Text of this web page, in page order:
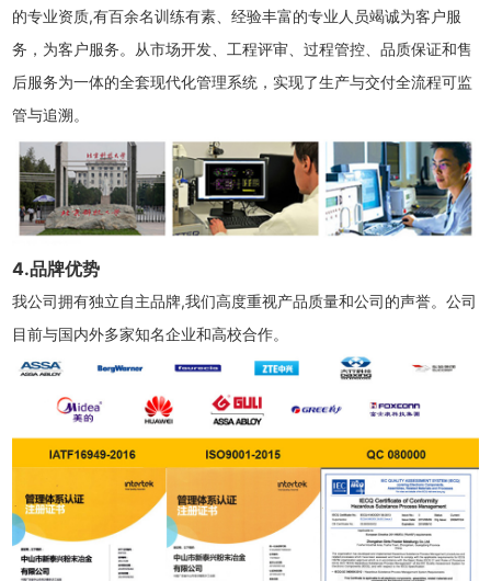
的专业资质,有百余名训练有素、经验丰富的专业人员竭诚为客户服
务，为客户服务。从市场开发、工程评审、过程管控、品质保证和售
后服务为一体的全套现代化管理系统，实现了生产与交付全流程可监
管与追溯。
4.品牌优势
我公司拥有独立自主品牌,我们高度重视产品质量和公司的声誉。公司
目前与国内外多家知名企业和高校合作。